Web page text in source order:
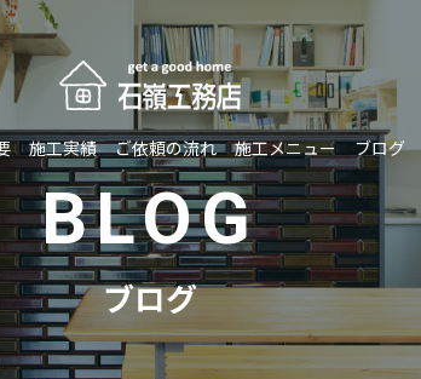
施工実績 ご依頼の流れ 施工メニュー ブログ
BLOG
ブログ